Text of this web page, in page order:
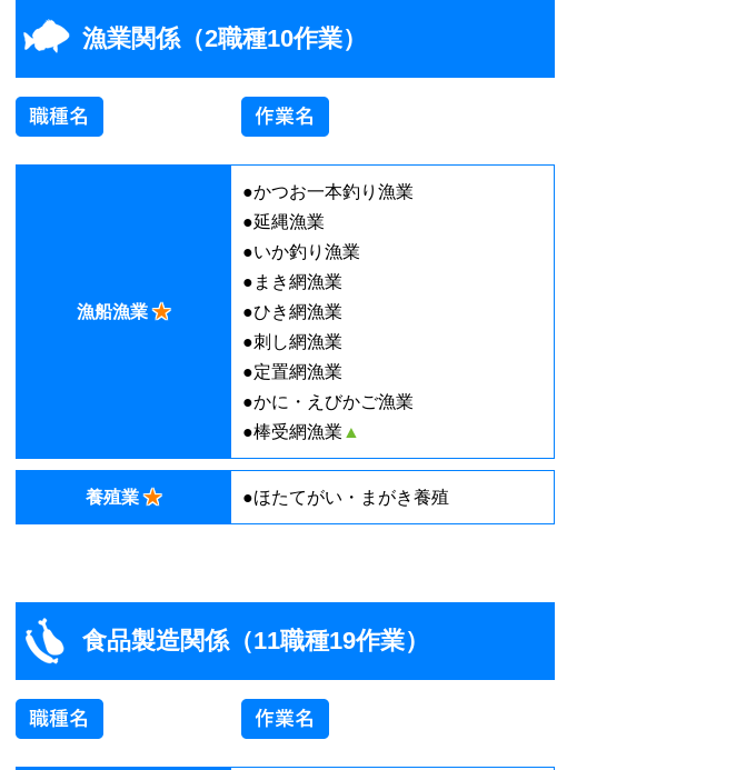
漁業関係（2職種10作業）
漁船漁業★
●かつお一本釣り漁業
●延縄漁業
●いか釣り漁業
●まき網漁業
●ひき網漁業
●刺し網漁業
●定置網漁業
●かに・えびかご漁業
●棒受網漁業 ▲
養殖業★ ●ほたてがい・まがき養殖
食品製造関係（11職種19作業）